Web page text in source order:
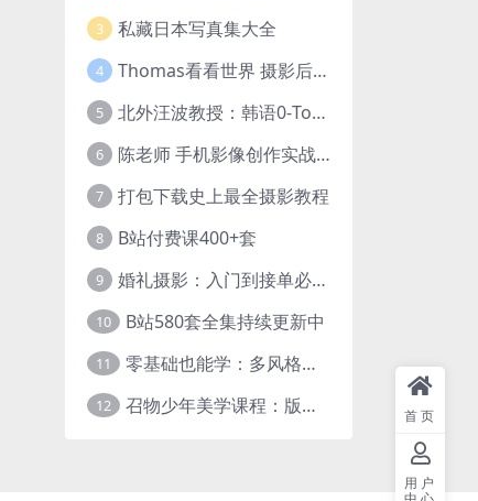
3 私藏日本写真集大全
4 Thomas看看世界 摄影后期调色：给摄影爱好者的色彩课 网盘下载
5 北外汪波教授：韩语0-Topik6全程班
6 陈老师 手机影像创作实战课程：从入门到精通【完结】
7 打包下载史上最全摄影教程
8 B站付费课400+套
9 婚礼摄影：入门到接单必修课
10 B站580套全集持续更新中
11 零基础也能学：多风格人像摄影系统课
12 召物少年美学课程：版式与视觉第五期 首页
用户